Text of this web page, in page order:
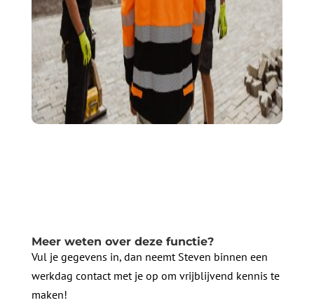
Meer weten over deze functie?
Vul je gegevens in, dan neemt Steven binnen een
werkdag contact met je op om vrijblijvend kennis te
maken!